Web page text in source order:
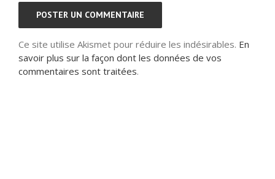
Ce site utilise Akismet pour réduire les indésirables. En
savoir plus sur la façon dont les données de vos
commentaires sont traitées.